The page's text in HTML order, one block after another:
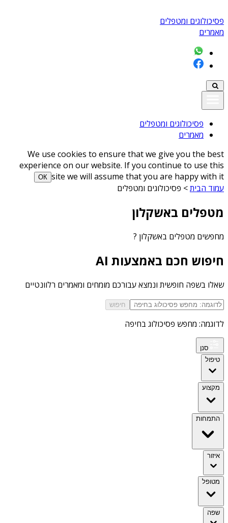
פסיכולוגים ומטפלים
מאמרים
פסיכולוגים ומטפלים
מאמרים
We use cookies to ensure that we give you the best
experience on our website. If you continue to use this
site we will assume that you are happy with it
ОК
עמוד הבית> פסיכולוגים ומטפלים
מטפלים באשקלון
מחפשים מטפלים באשקלון ?
חיפוש חכם באמצעות AI
שאלו בשפה חופשית ונמצא עבורכם מומחים ומאמרים רלוונטיים
חיפוש
לדוגמה: מחפש פסיכולוג בחיפה
סנן
טיפול
מקצוע
התמחות
איזור
מטופל
שפה